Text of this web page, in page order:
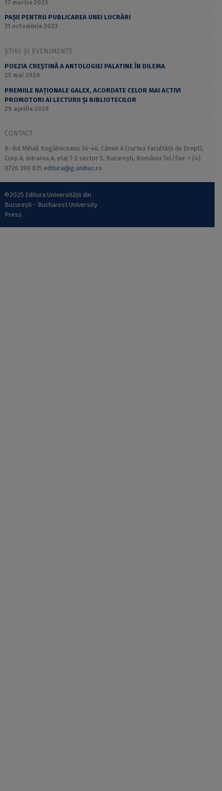
17 martie 2023
PAȘII PENTRU PUBLICAREA UNEI LUCRĂRI
31 octombrie 2023
ȘTIRI ȘI EVENIMENTE
POEZIA CREȘTINĂ A ANTOLOGIEI PALATINE ÎN DILEMA
25 mai 2026
PREMIILE NAȚIONALE GALEX, ACORDATE CELOR MAI ACTIVI
PROMOTORI AI LECTURII ȘI BIBLIOTECILOR
29 aprilie 2026
CONTACT
B-dul Mihail Kogălniceanu 36-46, Cămin A (curtea Facultății de Drept),
Corp A, Intrarea A, etaj 1-2 sector 5, București, România Tel/Fax: + (4)
0726 390 815 editura@g.unibuc.ro
©2025 Editura Universității din
București - Bucharest University
Press